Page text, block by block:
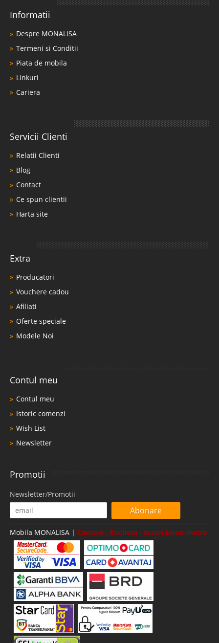
Informatii
Despre MONALISA
Termeni si Conditii
Piata de mobila
Linkuri
Cariera
Servicii Clienti
Relatii Clienti
Blog
Contact
Ce spun clientii
Harta site
Extra
Producatori
Vouchere cadou
Afiliati
Oferte speciale
Modele Noi
Contul meu
Contul meu
Istoric comenzi
Wish List
Newsletter
Promotii
Newsletter/Promotii
Abonare
Mobila MONALISA | Cautare - Eticheta - scaun-birou-metro